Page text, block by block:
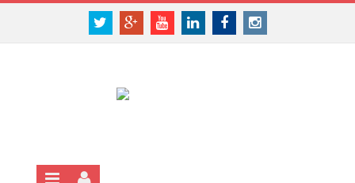
Panneau de gestion des cookies
TwitterGoogle+YoutubeLinkedinFacebookInstagram
SE CONNECTER